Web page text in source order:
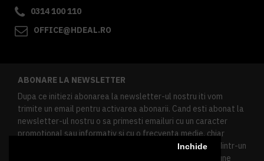
Inchide
0314 100 110
OFFICE@HDEAL.RO
ABONARE LA NEWSLETTER
Dupa ce initiezi abonarea la newsletter-ul nostru iti vom
trimite un email pentru activarea abonarii. Cand esti abonat la
newsletter-ul nostru o sa primesti emailuri cu un caracter
promotional sau informativ si cu o frecventa medie, chiar
redusa. Daca doresti sa te dezabonezi poti urma linkul dintr-un
newsletter primit, daca esti client inregistrat ai o sectiune